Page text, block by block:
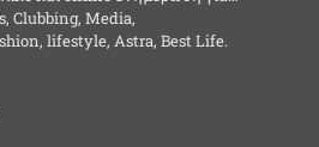
Clubbing, Media,
lifestyle, Astra, Best Life.